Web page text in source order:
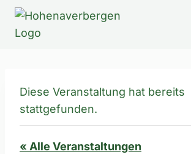
Zum
springen
Diese Veranstaltung hat bereits
stattgefunden.
« Alle Veranstaltungen